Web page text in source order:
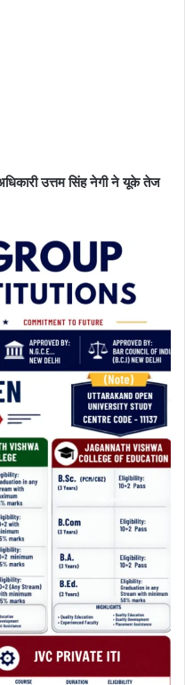
उत्तम सिंह नेगी ने यूके तेज